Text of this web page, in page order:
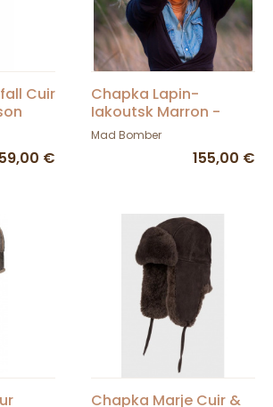
Cuir
€
Chapka Lapin-
Iakoutsk Marron -
Mad Bomber
Mad Bomber
155,00 €
Chapka Marje Cuir &